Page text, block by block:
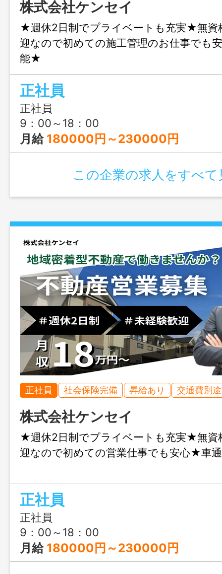
株式会社ケンセイ
★週休2日制でプライベートも充実★無資
迎なので初めての施工管理のお仕事でも
能★
正社員
正社員
9：00～18：00
月給 180000円～230000円
この企業の求人をすべて
正社員 社会保険完備 昇給あり 交通費別
株式会社ケンセイ
★週休2日制でプライベートも充実★無資
迎なので初めての営業仕事でも安心★車
正社員
正社員
9：00～18：00
月給 180000円～230000円